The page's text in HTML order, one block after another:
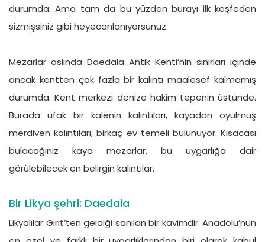
durumda. Ama tam da bu yüzden burayı ilk keşfeden
sizmişsiniz gibi heyecanlanıyorsunuz.
Mezarlar aslında Daedala Antik Kenti’nin sınırları içinde
ancak kentten çok fazla bir kalıntı maalesef kalmamış
durumda. Kent merkezi denize hakim tepenin üstünde.
Burada ufak bir kalenin kalıntıları, kayadan oyulmuş
merdiven kalıntıları, birkaç ev temeli bulunuyor. Kısacası
bulacağınız kaya mezarlar, bu uygarlığa dair
görülebilecek en belirgin kalıntılar.
Bir Likya şehri: Daedala
Likyalılar Girit’ten geldiği sanılan bir kavimdir. Anadolu’nun